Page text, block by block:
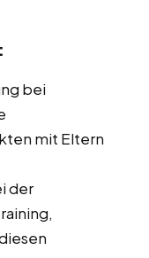
bei
mit Eltern
der